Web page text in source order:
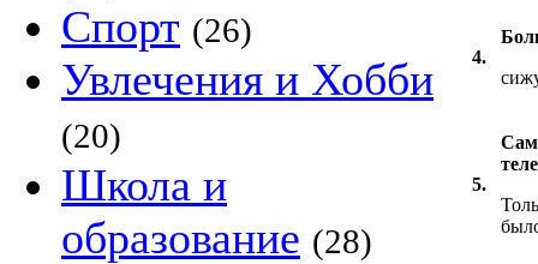
Спорт (26)
Увлечения и Хобби
(20)
Школа и
образование (28)
4.
5.